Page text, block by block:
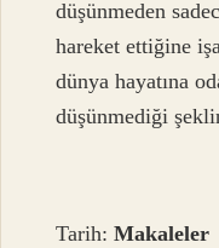
düşünmeden
hareket ettiğine
dünya hayatına
düşünmediği
Tarih:Makaleler